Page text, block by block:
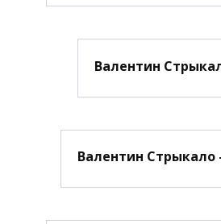
Валентин
Валентин